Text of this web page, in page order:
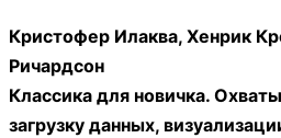
Кристофер Илаква, Хенрик
Ричардсон
Классика для новичка.
загрузку данных,